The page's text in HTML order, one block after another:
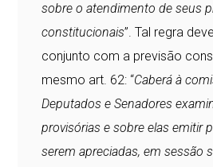
sobre o atendimento de seus
constitucionais”. Tal regra
conjunto com a previsão
mesmo art. 62: “Caberá à
Deputados e Senadores
provisórias e sobre elas emitir
serem apreciadas, em sessão